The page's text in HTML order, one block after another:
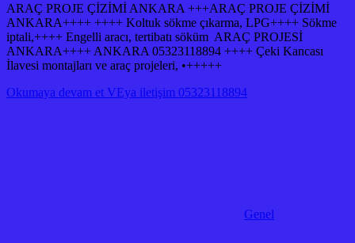
ARAÇ PROJE ÇİZİMİ ANKARA +++ARAÇ PROJE ÇİZİMİ
ANKARA++++ ++++ Koltuk sökme çıkarma, LPG++++ Sökme
iptali,++++ Engelli aracı, tertibatı söküm ARAÇ PROJESİ
ANKARA++++ ANKARA 05323118894 ++++ Çeki Kancası
İlavesi montajları ve araç projeleri, •+++++
Okumaya devam et VEya iletişim 05323118894
Genel